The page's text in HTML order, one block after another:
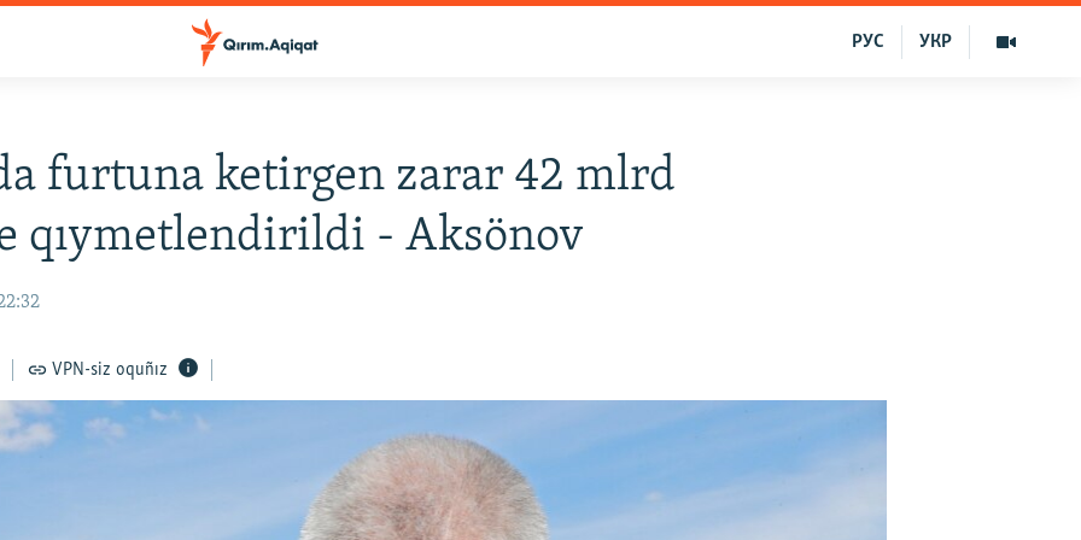
УКР
РУС
furtuna ketirgen zarar 42 mlrd
qıymetlendirildi - Aksönov
VPN-siz oquñız